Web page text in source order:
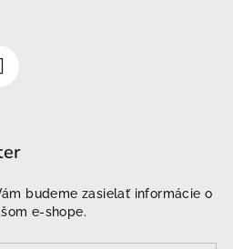
budeme zasielať informácie o
e-shope.